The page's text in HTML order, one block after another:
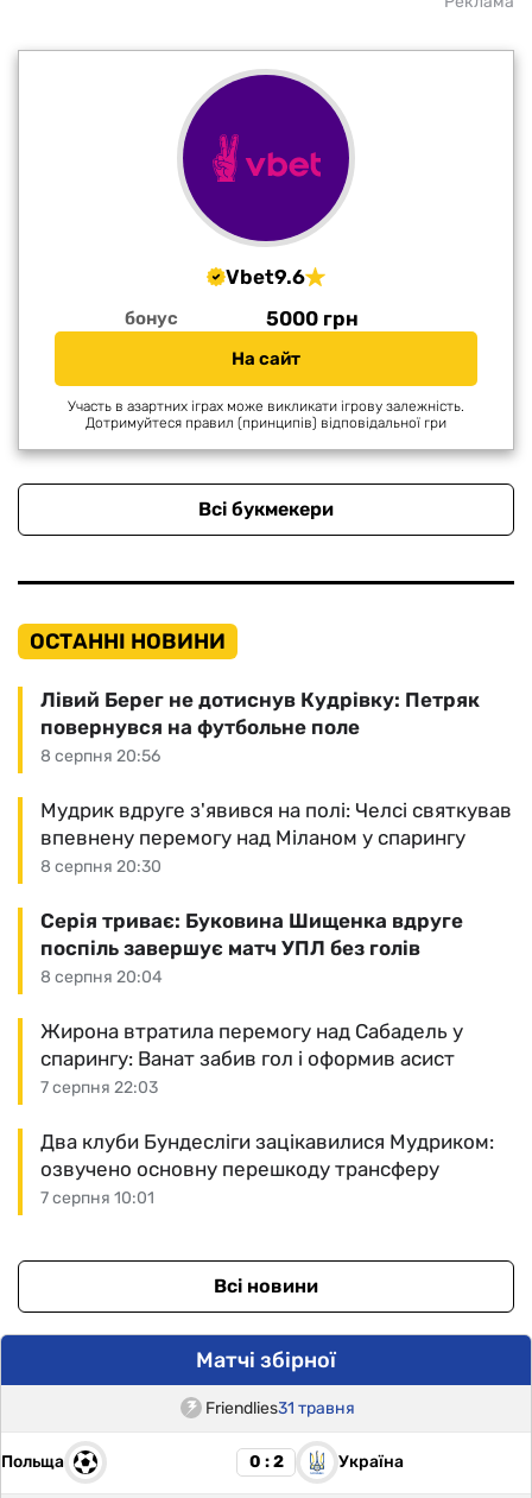
Vbet9.6
бонус 5000 грн
На сайт
Участь в азартних іграх може викликати ігрову залежність.
Дотримуйтеся правил (принципів) відповідальної гри
Всі букмекери
ОСТАННІ НОВИНИ
8 серпня 20:56
Лівий Берег не дотиснув Кудрівку: Петряк
повернувся на футбольне поле
8 серпня 20:30
Мудрик вдруге з'явився на полі: Челсі святкував
впевнену перемогу над Міланом у спарингу
8 серпня 20:04
Серія триває: Буковина Шищенка вдруге
поспіль завершує матч УПЛ без голів
7 серпня 22:03
Жирона втратила перемогу над Сабадель у
спарингу: Ванат забив гол і оформив асист
7 серпня 10:01
Два клуби Бундесліги зацікавилися Мудриком:
озвучено основну перешкоду трансферу
Всі новини
Матчі збірної
Friendlies31 травня
Польща 0 : 2 Україна